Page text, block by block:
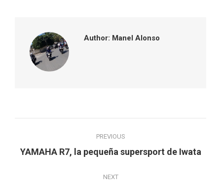
Author: Manel Alonso
navigation
PREVIOUS
Previous
YAMAHA R7, la pequeña supersport de Iwata
NEXT